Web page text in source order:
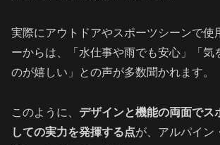
実際にアウトドアやスポーツシーンで使
ーからは、「水仕事や雨でも安心」「気
のが嬉しい」との声が多数聞かれます。
このように、 デザインと機能の両面でス
しての実力を発揮する点が、アルパイン